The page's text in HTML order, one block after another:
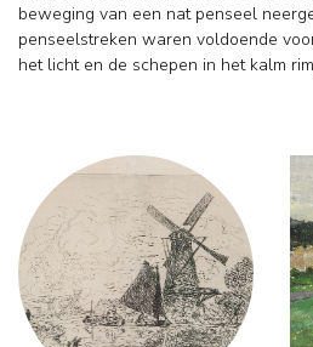
beweging van een nat penseel
penseelstreken waren voldoende
het licht en de schepen in het kalm